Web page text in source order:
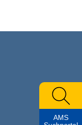
AMS